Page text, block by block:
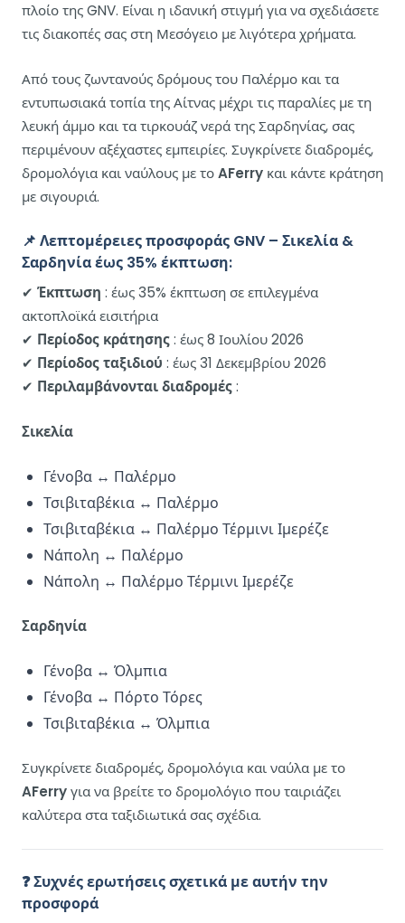
πλοίο της GNV. Είναι η ιδανική στιγμή για να σχεδιάσετε
τις διακοπές σας στη Μεσόγειο με λιγότερα χρήματα.
Από τους ζωντανούς δρόμους του Παλέρμο και τα
εντυπωσιακά τοπία της Αίτνας μέχρι τις παραλίες με τη
λευκή άμμο και τα τιρκουάζ νερά της Σαρδηνίας, σας
περιμένουν αξέχαστες εμπειρίες. Συγκρίνετε διαδρομές,
δρομολόγια και ναύλους με τοAFerry και κάντε κράτηση
με σιγουριά.
📌 Λεπτομέρειες προσφοράς GNV – Σικελία &
Σαρδηνία έως 35% έκπτωση:
✔ Έκπτωση : έως 35% έκπτωση σε επιλεγμένα
ακτοπλοϊκά εισιτήρια
✔ Περίοδος κράτησης: έως 8 Ιουλίου 2026
✔ Περίοδος ταξιδιού : έως 31 Δεκεμβρίου 2026
✔ Περιλαμβάνονται διαδρομές:
Σικελία
Γένοβα ↔ Παλέρμο
Τσιβιταβέκια ↔ Παλέρμο
Τσιβιταβέκια ↔ Παλέρμο Τέρμινι Ιμερέζε
Νάπολη ↔ Παλέρμο
Νάπολη ↔ Παλέρμο Τέρμινι Ιμερέζε
Σαρδηνία
Γένοβα ↔ Όλμπια
Γένοβα ↔ Πόρτο Τόρες
Τσιβιταβέκια ↔ Όλμπια
Συγκρίνετε διαδρομές, δρομολόγια και ναύλα με το
AFerryγια να βρείτε το δρομολόγιο που ταιριάζει
καλύτερα στα ταξιδιωτικά σας σχέδια.
❓ Συχνές ερωτήσεις σχετικά με αυτήν την
προσφορά